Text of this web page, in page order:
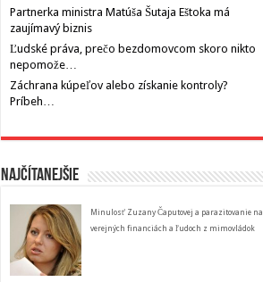
Partnerka ministra Matúša Šutaja Eštoka má
zaujímavý biznis
Ľudské práva, prečo bezdomovcom skoro nikto
nepomože…
Záchrana kúpeľov alebo získanie kontroly?
Príbeh…
Najčítanejšie
Minulosť Zuzany Čaputovej a parazitovanie na
verejných financiách a ľudoch z mimovládok